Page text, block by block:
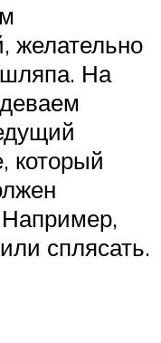
желательно
На
который
Например,
сплясать.